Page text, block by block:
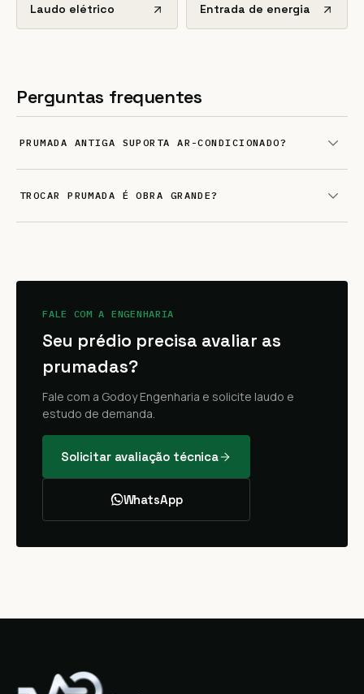
Laudo elétrico Entrada de energia
Perguntas frequentes
PRUMADA ANTIGA SUPORTA AR-CONDICIONADO?
TROCAR PRUMADA É OBRA GRANDE?
FALE COM A ENGENHARIA
Seu prédio precisa avaliar as
prumadas?
Fale com a Godoy Engenharia e solicite laudo e
estudo de demanda.
Solicitar avaliação técnica
WhatsApp